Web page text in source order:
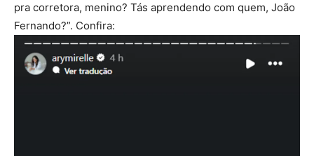
pra corretora, menino? Tás aprendendo com quem, João
Fernando?”. Confira: